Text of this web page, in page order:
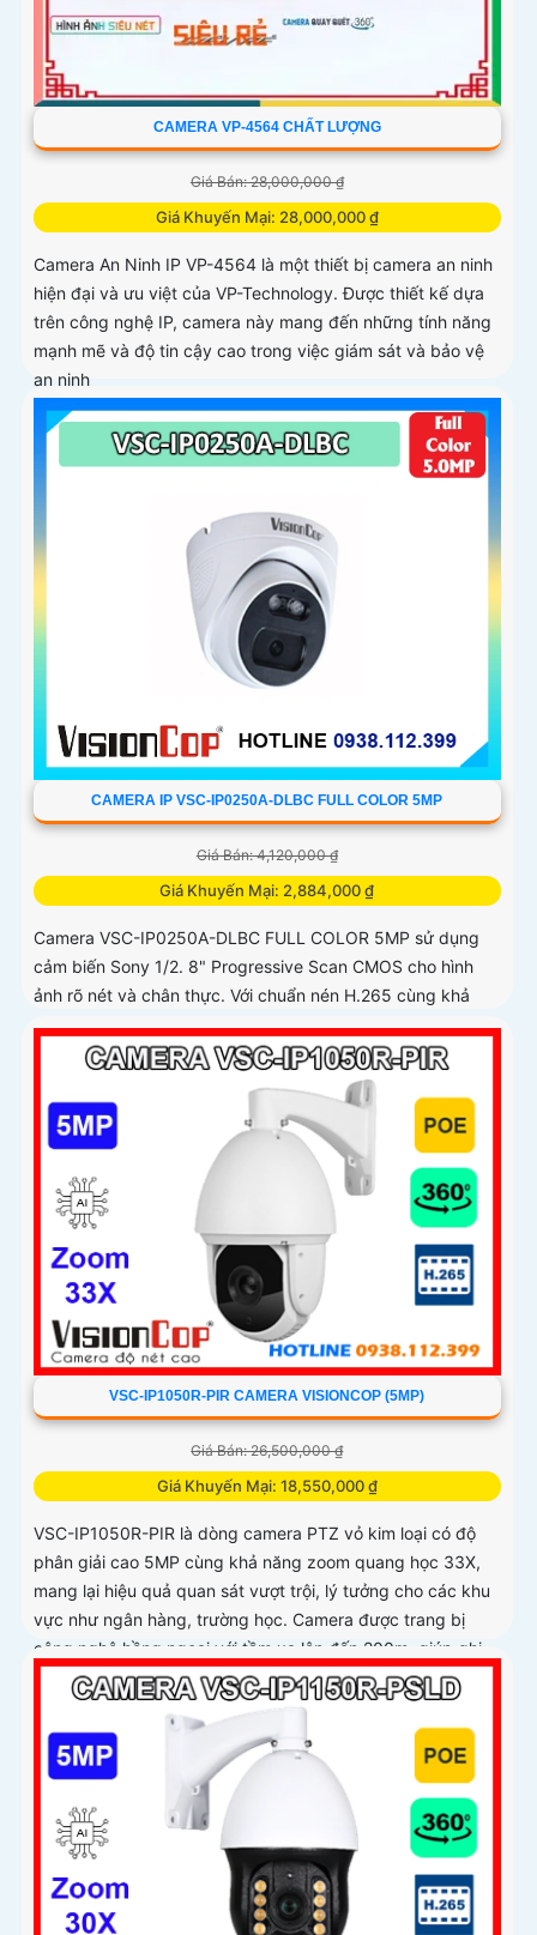
CAMERA VP-4564 CHẤT LƯỢNG
Giá Bán: 28,000,000 ₫
Giá Khuyến Mại: 28,000,000 ₫
Camera An Ninh IP VP-4564 là một thiết bị camera an ninh
hiện đại và ưu việt của VP-Technology. Được thiết kế dựa
trên công nghệ IP, camera này mang đến những tính năng
mạnh mẽ và độ tin cậy cao trong việc giám sát và bảo vệ
an ninh
CAMERA IP VSC-IP0250A-DLBC FULL COLOR 5MP
Giá Bán: 4,120,000 ₫
Giá Khuyến Mại: 2,884,000 ₫
Camera VSC-IP0250A-DLBC FULL COLOR 5MP sử dụng
cảm biến Sony 1/2. 8" Progressive Scan CMOS cho hình
ảnh rõ nét và chân thực. Với chuẩn nén H.265 cùng khả
năng zoom quang 4X...
VSC-IP1050R-PIR CAMERA VISIONCOP (5MP)
Giá Bán: 26,500,000 ₫
Giá Khuyến Mại: 18,550,000 ₫
VSC-IP1050R-PIR là dòng camera PTZ vỏ kim loại có độ
phân giải cao 5MP cùng khả năng zoom quang học 33X,
mang lại hiệu quả quan sát vượt trội, lý tưởng cho các khu
vực như ngân hàng, trường học. Camera được trang bị
công nghệ hồng ngoại với tầm xa lên đến 200m, giúp ghi
hình rõ nét cả ban ngày lẫn ban đêm